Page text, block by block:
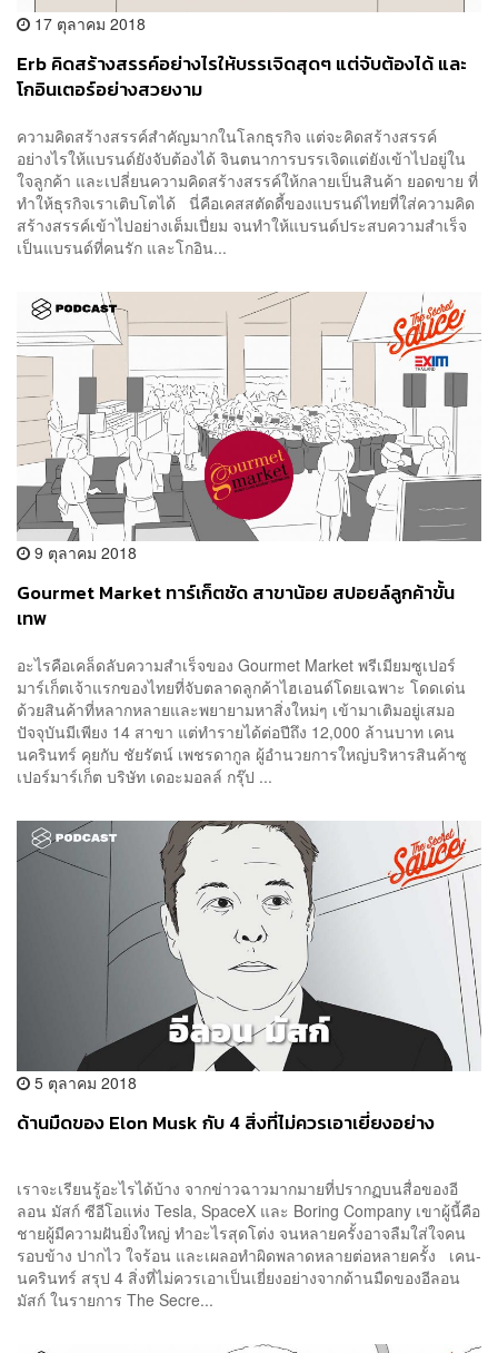
17 ตุลาคม 2018
Erb คิดสร้างสรรค์อย่างไรให้บรรเจิดสุดๆ แต่จับต้องได้ และ
โกอินเตอร์อย่างสวยงาม
ความคิดสร้างสรรค์สำคัญมากในโลกธุรกิจ แต่จะคิดสร้างสรรค์
อย่างไรให้แบรนด์ยังจับต้องได้ จินตนาการบรรเจิดแต่ยังเข้าไปอยู่ใน
ใจลูกค้า และเปลี่ยนความคิดสร้างสรรค์ให้กลายเป็นสินค้า ยอดขาย ที่
ทำให้ธุรกิจเราเติบโตได้ นี่คือเคสสตัดดี้ของแบรนด์ไทยที่ใส่ความคิด
สร้างสรรค์เข้าไปอย่างเต็มเปี่ยม จนทำให้แบรนด์ประสบความสำเร็จ
เป็นแบรนด์ที่คนรัก และโกอิน...
9 ตุลาคม 2018
Gourmet Market ทาร์เก็ตชัด สาขาน้อย สปอยล์ลูกค้าขั้น
เทพ
อะไรคือเคล็ดลับความสำเร็จของ Gourmet Market พรีเมียมซูเปอร์
มาร์เก็ตเจ้าแรกของไทยที่จับตลาดลูกค้าไฮเอนด์โดยเฉพาะ โดดเด่น
ด้วยสินค้าที่หลากหลายและพยายามหาสิ่งใหม่ๆ เข้ามาเติมอยู่เสมอ
ปัจจุบันมีเพียง 14 สาขา แต่ทำรายได้ต่อปีถึง 12,000 ล้านบาท เคน
นครินทร์ คุยกับ ชัยรัตน์ เพชรดากูล ผู้อำนวยการใหญ่บริหารสินค้าซู
เปอร์มาร์เก็ต บริษัท เดอะมอลล์ กรุ๊ป ...
5 ตุลาคม 2018
ด้านมืดของ Elon Musk กับ 4 สิ่งที่ไม่ควรเอาเยี่ยงอย่าง
เราจะเรียนรู้อะไรได้บ้าง จากข่าวฉาวมากมายที่ปรากฏบนสื่อของอี
ลอน มัสก์ ซีอีโอแห่ง Tesla, SpaceX และ Boring Company เขาผู้นี้คือ
ชายผู้มีความฝันยิ่งใหญ่ ทำอะไรสุดโต่ง จนหลายครั้งอาจลืมใส่ใจคน
รอบข้าง ปากไว ใจร้อน และเผลอทำผิดพลาดหลายต่อหลายครั้ง เคน-
นครินทร์ สรุป 4 สิ่งที่ไม่ควรเอาเป็นเยี่ยงอย่างจากด้านมืดของอีลอน
มัสก์ ในรายการ The Secre...